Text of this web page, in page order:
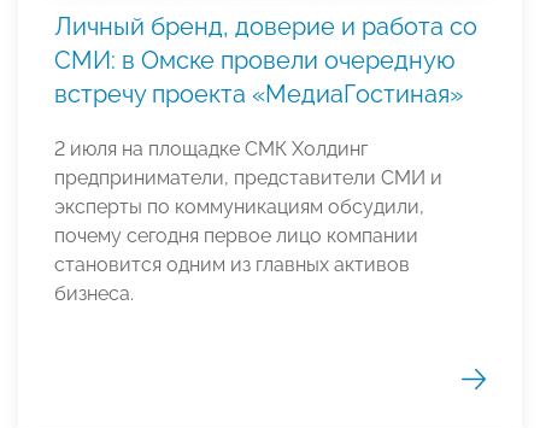
Личный бренд, доверие и работа со
СМИ: в Омске провели очередную
встречу проекта «МедиаГостиная»
2 июля на площадке СМК Холдинг
предприниматели, представители СМИ и
эксперты по коммуникациям обсудили,
почему сегодня первое лицо компании
становится одним из главных активов
бизнеса.